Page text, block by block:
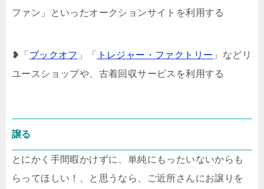
ファン」といったオークションサイトを利用する
❥「 ブックオフ 」「 トレジャー・ファクトリー 」などリ
ユースショップや、古着回収サービスを利用する
譲る
とにかく手間暇かけずに、単純にもったいないからも
らってほしい！、と思うなら、ご近所さんにお譲りを